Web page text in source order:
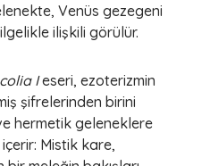
Venüs gezegeni
ilişkili görülür.
Ieseri, ezoterizmin
şifrelerinden birini
hermetik geleneklere
Mistik kare,